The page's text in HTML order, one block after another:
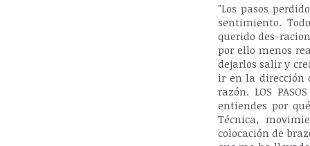
"Los pasos
sentimiento.
querido des-
por ello menos
dejarlos salir y
ir en la dirección
razón. LOS
entiendes por
Técnica,
colocación de